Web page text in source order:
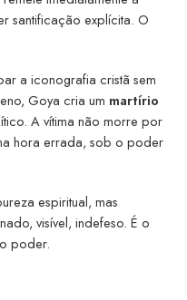
santificação explícita. O
a iconografia cristã sem
Goya cria um martírio
A vítima não morre por
hora errada, sob o poder
espiritual, mas
visível, indefeso. É o
poder.